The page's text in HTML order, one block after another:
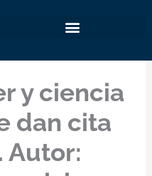
y ciencia
dan cita
Autor: